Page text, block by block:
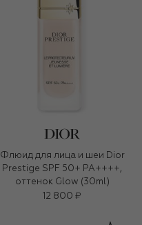
Флюид для лица и шеи Dior
Prestige SPF 50+ PA++++,
оттенок Glow (30ml)
12 800 ₽